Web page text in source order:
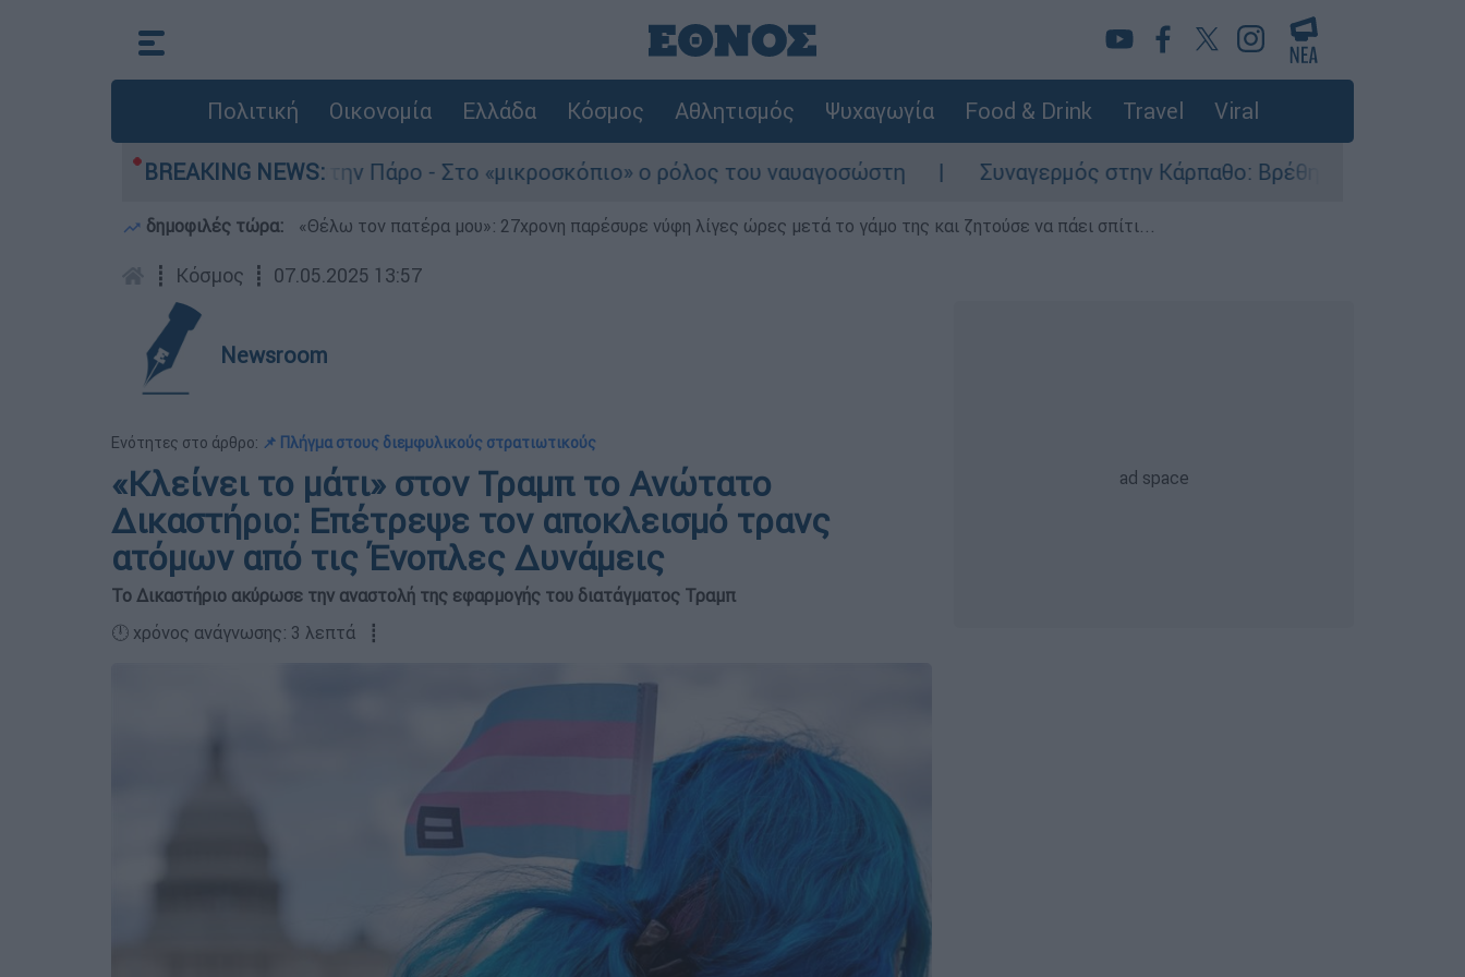
Πολιτική Οικονομία Ελλάδα Κόσμος Αθλητισμός Ψυχαγωγία Food & Drink Travel Viral
BREAKING NEWS:
του 4χρονου στην Πάρο - Στο «μικροσκόπιο» ο ρόλος του ναυαγοσώστη Συναγερμός στην Κάρπαθο: Βρέθηκαν παλιά πυρομαχικά
δημοφιλές τώρα: «Θέλω τον πατέρα μου»: 27χρονη παρέσυρε νύφη λίγες ώρες μετά το γάμο της και ζητούσε να πάει σπίτι...
┋ Κόσμος ┋ 07.05.2025 13:57
Newsroom
Ενότητες στο άρθρο: 📌 Πλήγμα στους διεμφυλικούς στρατιωτικούς
«Κλείνει το μάτι» στον Τραμπ το Ανώτατο
Δικαστήριο: Επέτρεψε τον αποκλεισμό τρανς
ατόμων από τις Ένοπλες Δυνάμεις
Το Δικαστήριο ακύρωσε την αναστολή της εφαρμογής του διατάγματος Τραμπ
🕛 χρόνος ανάγνωσης: 3 λεπτά ┋